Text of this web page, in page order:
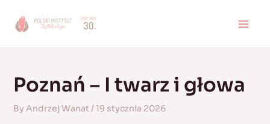
Poznań – I twarz i głowa
By Andrzej Wanat/19 stycznia 2026